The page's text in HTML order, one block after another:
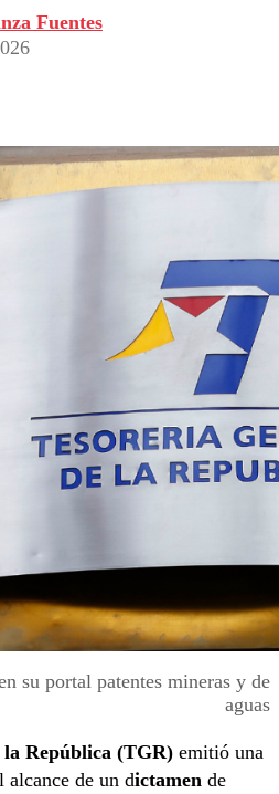
Fuentes
su portal patentes mineras y de
aguas
la República (TGR) emitió una
alcance de un dictamen de